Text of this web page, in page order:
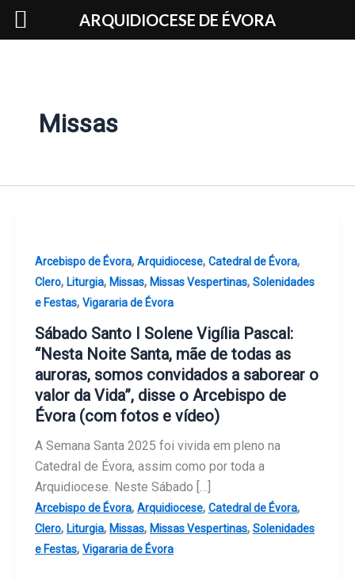
Skip
Missas
Arcebispo de Évora, Arquidiocese, Catedral de Évora,
Clero, Liturgia, Missas, Missas Vespertinas, Solenidades
e Festas, Vigararia de Évora
Sábado Santo I Solene Vigília Pascal:
“Nesta Noite Santa, mãe de todas as
auroras, somos convidados a saborear o
valor da Vida”, disse o Arcebispo de
Évora (com fotos e vídeo)
A Semana Santa 2025 foi vivida em pleno na
Catedral de Évora, assim como por toda a
Arquidiocese. Neste Sábado […]
Arcebispo de Évora, Arquidiocese, Catedral de Évora,
Clero, Liturgia, Missas, Missas Vespertinas, Solenidades
e Festas, Vigararia de Évora
ARQUIDIOCESE DE ÉVORA